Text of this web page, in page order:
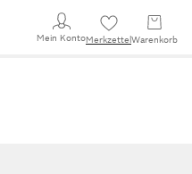
Mein KontoMerkzettel Warenkorb